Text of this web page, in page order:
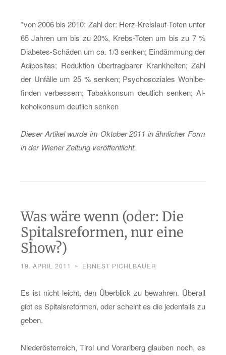
*von 2006 bis 2010: Zahl der: Herz-Kreis­lauf-To­ten unter
65 Jah­ren um bis zu 20%, Krebs-To­ten um bis zu 7 %
Dia­be­tes-Schä­den um ca. 1/3 sen­ken; Ein­däm­mung der
Adi­po­si­tas; Re­duk­ti­on über­trag­ba­rer Krank­hei­ten; Zahl
der Un­fäl­le um 25 % sen­ken; Psy­cho­so­zia­les Wohl­be­
fin­den ver­bes­sern; Ta­bak­kon­sum deut­lich sen­ken; Al­
ko­hol­kon­sum deut­lich sen­ken
Die­ser Ar­ti­kel wurde im Ok­to­ber 2011 in ähn­li­cher Form
in der Wie­ner Zei­tung ver­öf­fent­licht.
Was wäre wenn (oder: Die
Spitalsreformen, nur eine
Show?)
19. APRIL 2011 ~ ERNEST PICHLBAUER
Es ist nicht leicht, den Über­blick zu be­wah­ren. Über­all
gibt es Spi­tals­re­for­men, oder scheint es die je­den­falls zu
geben.
Nie­der­ös­ter­reich, Tirol und Vor­arl­berg glau­ben noch, es